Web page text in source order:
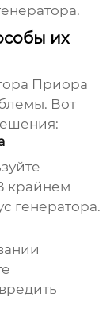
их
Приора
Вот
крайнем
генератора.